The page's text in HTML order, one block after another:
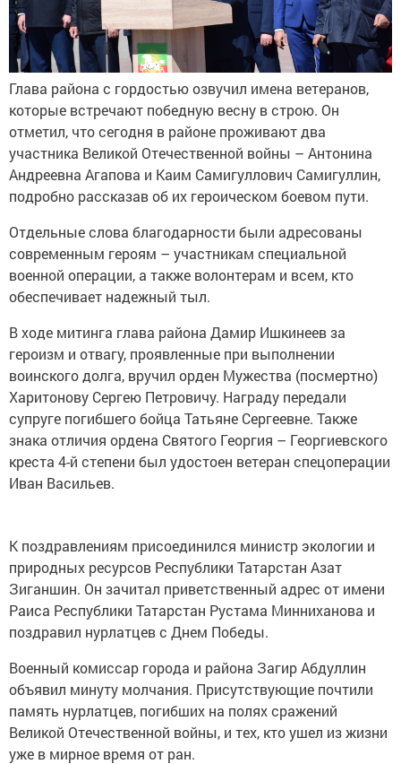
Глава района с гордостью озвучил имена ветеранов,
которые встречают победную весну в строю. Он
отметил, что сегодня в районе проживают два
участника Великой Отечественной войны – Антонина
Андреевна Агапова и Каим Самигуллович Самигуллин,
подробно рассказав об их героическом боевом пути.
Отдельные слова благодарности были адресованы
современным героям – участникам специальной
военной операции, а также волонтерам и всем, кто
обеспечивает надежный тыл.
В ходе митинга глава района Дамир Ишкинеев за
героизм и отвагу, проявленные при выполнении
воинского долга, вручил орден Мужества (посмертно)
Харитонову Сергею Петровичу. Награду передали
супруге погибшего бойца Татьяне Сергеевне. Также
знака отличия ордена Святого Георгия – Георгиевского
креста 4-й степени был удостоен ветеран спецоперации
Иван Васильев.
К поздравлениям присоединился министр экологии и
природных ресурсов Республики Татарстан Азат
Зиганшин. Он зачитал приветственный адрес от имени
Раиса Республики Татарстан Рустама Минниханова и
поздравил нурлатцев с Днем Победы.
Военный комиссар города и района Загир Абдуллин
объявил минуту молчания. Присутствующие почтили
память нурлатцев, погибших на полях сражений
Великой Отечественной войны, и тех, кто ушел из жизни
уже в мирное время от ран.